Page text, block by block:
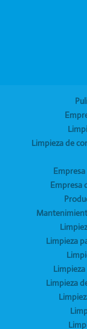
Limpieza de
Empresa
Limpieza
Limpieza